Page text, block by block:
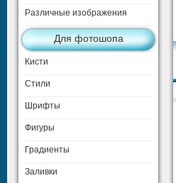
Различные изображения
Для фотошопа
Кисти
Стили
Шрифты
Фигуры
Градиенты
Заливки